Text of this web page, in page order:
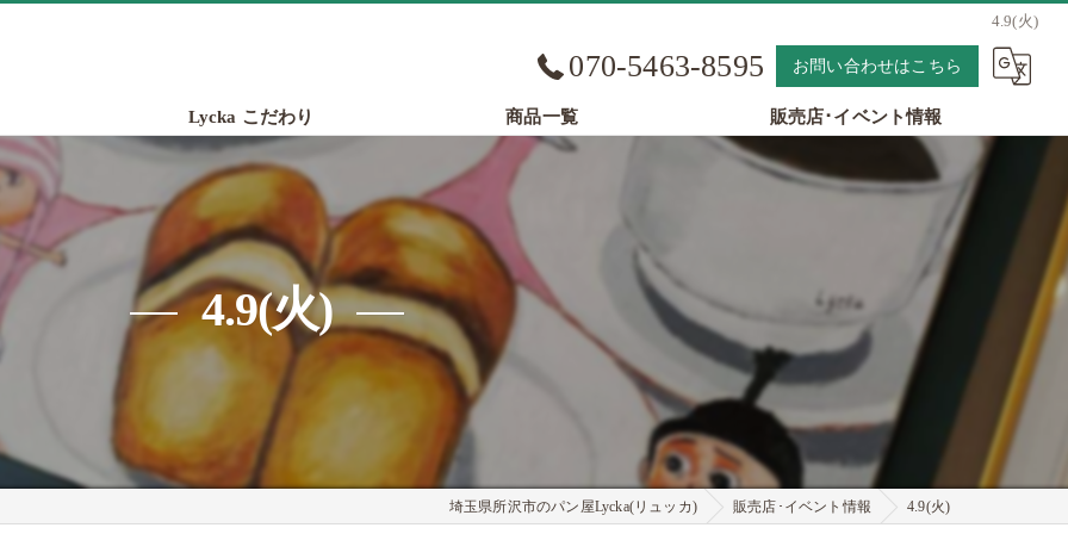
4.9(火)
070-5463-8595 お問い合わせはこちら
Lycka こだわり 商品一覧 販売店･イベント情報
4.9(火)
埼玉県所沢市のパン屋Lycka(リュッカ) 販売店･イベント情報 4.9(火)